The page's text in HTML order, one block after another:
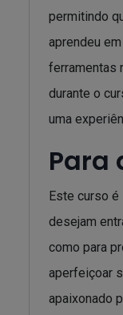
permitindo
aprendeu
ferramentas
durante o
uma
Para
Este curso
desejam
como para
aperfeiçoar
apaixonado